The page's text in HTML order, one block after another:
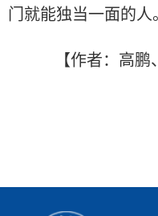
门就能独当一面的人
【作者：高鹏